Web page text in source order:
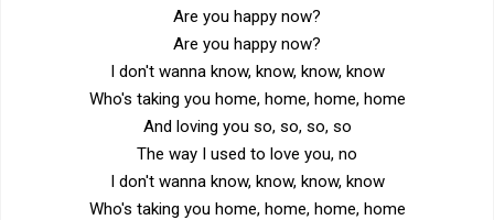
Are you happy now?
Are you happy now?
I don't wanna know, know, know, know
Who's taking you home, home, home, home
And loving you so, so, so, so
The way I used to love you, no
I don't wanna know, know, know, know
Who's taking you home, home, home, home